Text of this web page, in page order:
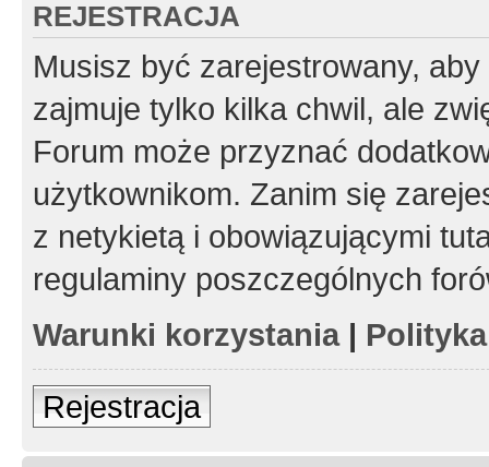
REJESTRACJA
Musisz być zarejestrowany,
zajmuje tylko kilka chwil, ale
Forum może przyznać
użytkownikom. Zanim się
z netykietą i obowiązującymi
regulaminy poszczególnych
Warunki korzystania|
Rejestracja